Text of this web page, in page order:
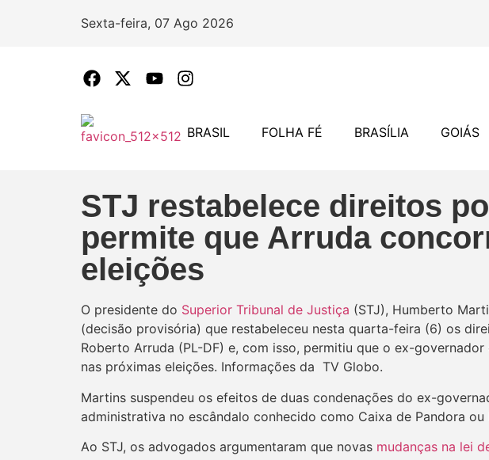
Sexta-feira, 07 Ago 2026
BRASIL FOLHA FÉ BRASÍLIA GOIÁS
STJ restabelece direitos
permite que Arruda
eleições
O presidente do Superior Tribunal de Justiça (STJ), Humberto
(decisão provisória) que restabeleceu nesta quarta-feira (6) os
Roberto Arruda (PL-DF) e, com isso, permitiu que o ex-
nas próximas eleições. Informações da TV Globo.
Martins suspendeu os efeitos de duas condenações do ex-
administrativa no escândalo conhecido como Caixa de Pandora ou
Ao STJ, os advogados argumentaram que novas mudanças na lei